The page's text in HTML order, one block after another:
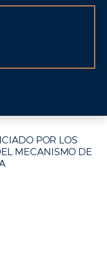
POR LOS
MECANISMO DE